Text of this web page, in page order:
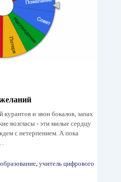
и звон бокалов, запах
возгласы - эти милые сердцу
с нетерпением. А пока
, учитель цифрового